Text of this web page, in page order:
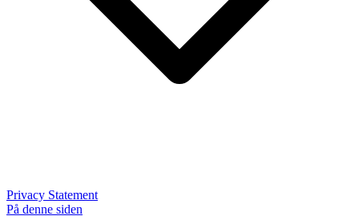
Privacy Statement
På denne siden